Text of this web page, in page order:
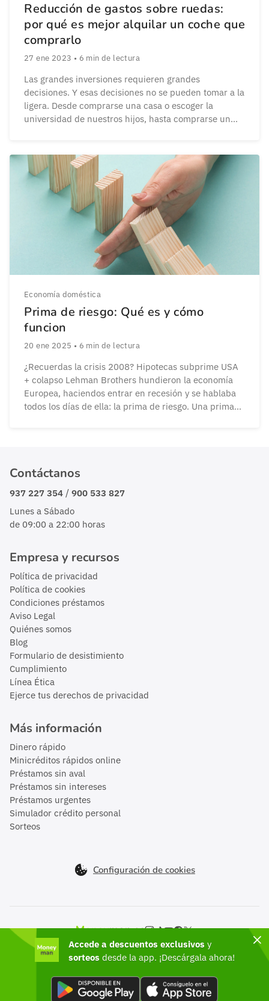
Reducción de gastos sobre ruedas:
por qué es mejor alquilar un coche que
comprarlo
27 ene 2023 • 6 min de lectura
Las grandes inversiones requieren grandes
decisiones. Y esas decisiones no se pueden tomar a la
ligera. Desde comprarse una casa o escoger la
universidad de nuestros hijos, hasta comprarse un
muchos casos, un objetivo importante […]
Economía doméstica
Prima de riesgo: Qué es y cómo
funcion
20 ene 2025 • 6 min de lectura
¿Recuerdas la crisis 2008? Hipotecas subprime USA
+ colapso Lehman Brothers hundieron la economía
Europea, haciendos entrar en recesión y se hablaba
todos los días de ella: la prima de riesgo. Una prima
Accede a descuentos exclusivos y
sorteos desde la app. ¡Descárgala ahora!
Contáctanos
937 227 354 / 900 533 827
Lunes a Sábado
de 09:00 a 22:00 horas
Empresa y recursos
Política de privacidad
Política de cookies
Condiciones préstamos
Aviso Legal
Quiénes somos
Blog
Formulario de desistimiento
Cumplimiento
Línea Ética
Ejerce tus derechos de privacidad
Más información
Dinero rápido
Minicréditos rápidos online
Préstamos sin aval
Préstamos sin intereses
Préstamos urgentes
Simulador crédito personal
Sorteos
Configuración de cookies
Moneyman en el mundo
México
©2026 Moneyman